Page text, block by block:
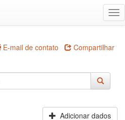
E-mail de contato Compartilhar
Adicionar dados